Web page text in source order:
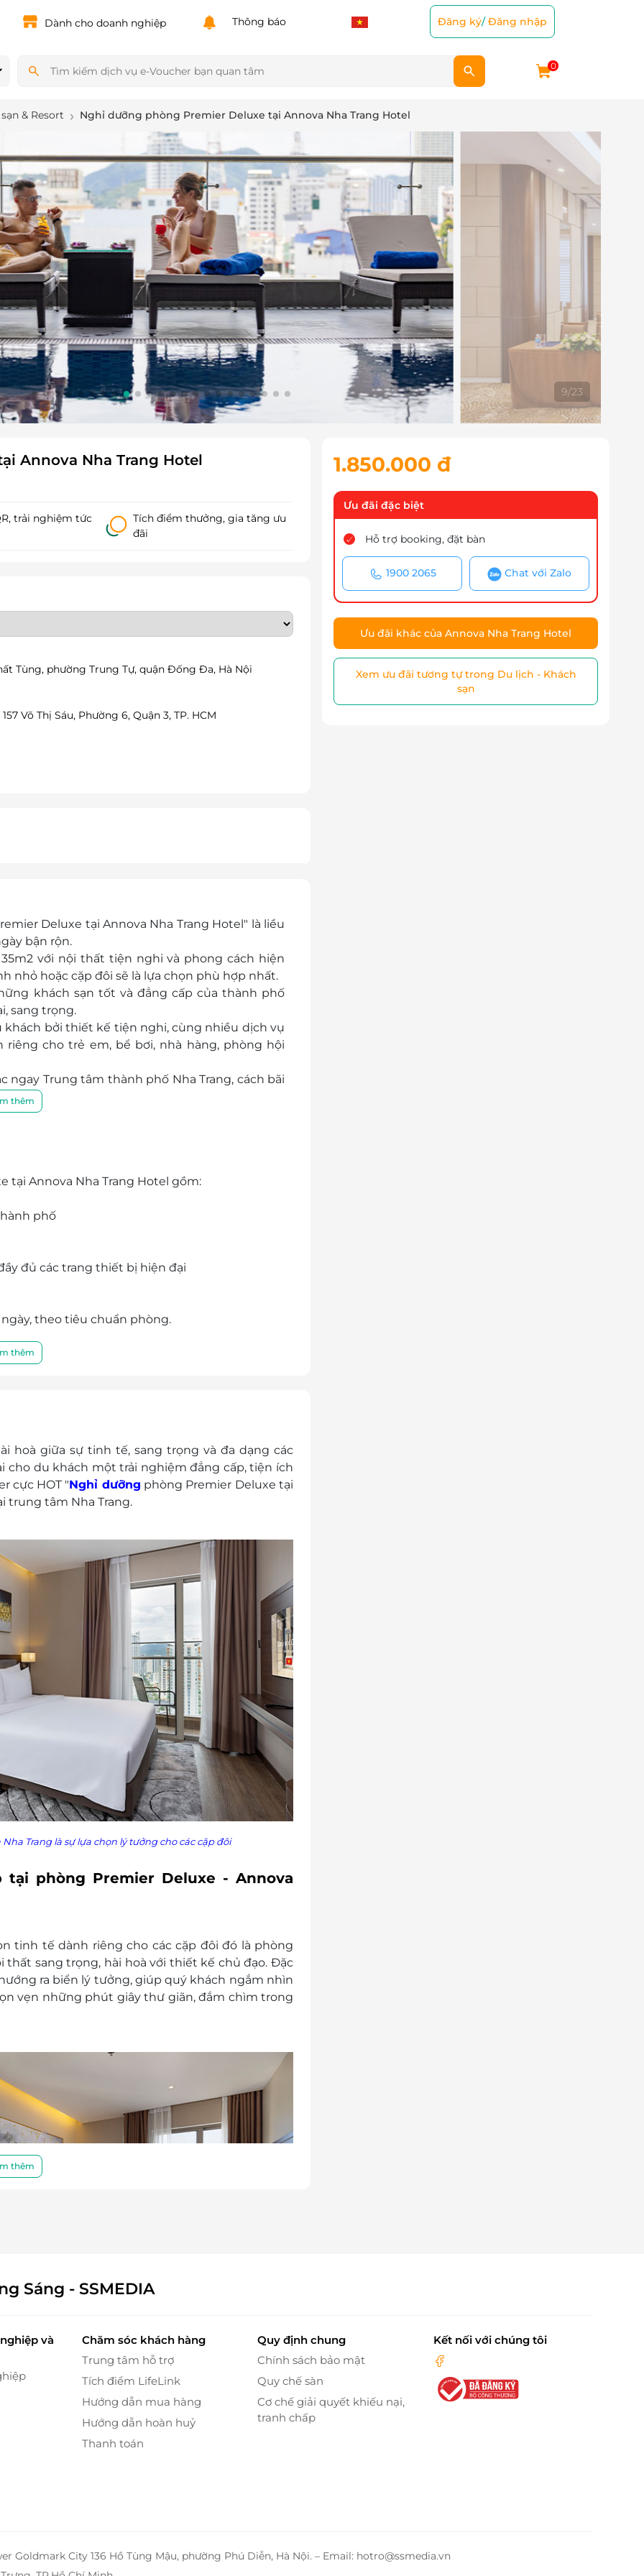
Dành cho doanh nghiệp Thông báo Đăng ký/Đăng nhập
0
& Resort Nghỉ dưỡng phòng Premier Deluxe tại Annova Nha Trang Hotel
9/23
Annova Nha Trang Hotel
trải nghiệm tức
Tích điểm thưởng, gia tăng ưu
đãi
Tùng, phường Trung Tự, quận Đống Đa, Hà Nội
Võ Thị Sáu, Phường 6, Quận 3, TP. HCM
Deluxe tại Annova Nha Trang Hotel" là liều
bận rộn.
với nội thất tiện nghi và phong cách hiện
nhỏ hoặc cặp đôi sẽ là lựa chọn phù hợp nhất.
khách sạn tốt và đẳng cấp của thành phố
sang trọng.
khách bởi thiết kế tiện nghi, cùng nhiều dịch vụ
cho trẻ em, bể bơi, nhà hàng, phòng hội
ngay Trung tâm thành phố Nha Trang, cách bãi
Nha Trang Hotel hứa hẹn mang đến cho
thêm
tại Annova Nha Trang Hotel gồm:
phố
đủ các trang thiết bị hiện đại
theo tiêu chuẩn phòng.
dụng cho các ngày 1/1; 9 – 14/2; 18/04; 30/4 –
VNĐ/đêm
350,000 VNĐ/đêm
VNĐ/đêm
trú (tùy tình trạng phòng). Gia đoạn cao điểm
Trước 12h00
/ 0702 804 262
8858
bảo quyền lợi vui lòng liên hệ với chúng tôi
hạng phòng trước khi đặt phòng và thanh
nhưng chưa liên hệ với LifeLink, chúng tôi
vụ LifeLink.vn
đổi thành tiền mặt, không trả lại tiền thừa
khuyến mại khác.
thêm
hoà giữa sự tinh tế, sang trọng và đa dạng các
cho du khách một trải nghiệm đẳng cấp, tiện ích
cực HOT "Nghỉ dưỡng phòng Premier Deluxe tại
trung tâm Nha Trang.
Trang là sự lựa chọn lý tưởng cho các cặp đôi
phòng Premier Deluxe - Annova
tinh tế dành riêng cho các cặp đôi đó là phòng
thất sang trọng, hài hoà với thiết kế chủ đạo. Đặc
ra biển lý tưởng, giúp quý khách ngắm nhìn
vẹn những phút giây thư giãn, đắm chìm trong
nội thất sang trọng, hài hoà với thiết kế chủ đạo
Deluxe
thêm
1.850.000 đ
Ưu đãi đặc biệt
Hỗ trợ booking, đặt bàn
1900 2065 Chat với Zalo
Ưu đãi khác của Annova Nha Trang Hotel
Xem ưu đãi tương tự trong Du lịch - Khách
sạn
Sáng - SSMEDIA
và
Chăm sóc khách hàng
Trung tâm hỗ trợ
Tích điểm LifeLink
Hướng dẫn mua hàng
Hướng dẫn hoàn huỷ
Thanh toán
Quy định chung
Chính sách bảo mật
Quy chế sàn
Cơ chế giải quyết khiếu nại,
tranh chấp
Kết nối với chúng tôi
Goldmark City 136 Hồ Tùng Mậu, phường Phú Diễn, Hà Nội. – Email: hotro@ssmedia.vn